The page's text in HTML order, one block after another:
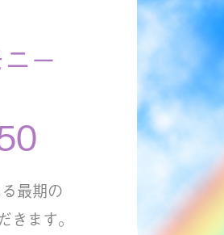
ー
最期の
ます。